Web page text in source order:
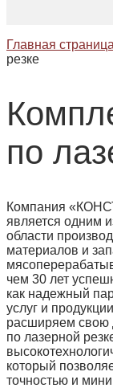
Главная страница
резке
по
Компания
является одним
области
материалов и
чем 30 лет
как надежный
услуг и
расширяем свою
по лазерной
который
точностью и